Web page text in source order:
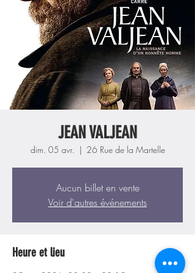
JEAN VALJEAN
dim. 05 avr.
  |
26 Rue de la Martelle
Aucun billet en vente
Voir d'autres événements
Heure et lieu